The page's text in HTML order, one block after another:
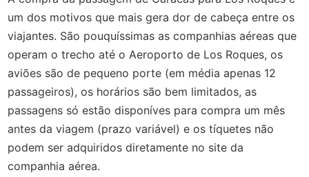
um dos motivos que mais gera dor de cabeça entre os
viajantes. São pouquíssimas as companhias aéreas que
operam o trecho até o Aeroporto de Los Roques, os
aviões são de pequeno porte (em média apenas 12
passageiros), os horários são bem limitados, as
passagens só estão disponíves para compra um mês
antes da viagem (prazo variável) e os tíquetes não
podem ser adquiridos diretamente no site da
companhia aérea.